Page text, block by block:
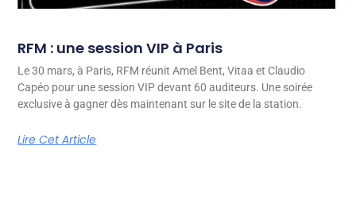
RFM : une session VIP à Paris
Le 30 mars, à Paris, RFM réunit Amel Bent, Vitaa et Claudio
Capéo pour une session VIP devant 60 auditeurs. Une soirée
exclusive à gagner dès maintenant sur le site de la station.
Lire Cet Article